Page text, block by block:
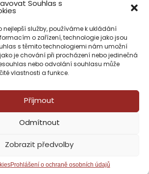
Souhlas s
nejlepší služby, používáme k ukládání
o zařízení, technologie jako jsou
s těmito technologiemi nám umožní
je chování při procházení nebo jedinečná
nebo odvolání souhlasu může
vlastnosti a funkce.
Příjmout
Odmítnout
Zobrazit předvolby
Prohlášení o ochraně osobních údajů
72/4
Sázavou
OBJEDNÁVKY
PO-PÁ: 8:00 – 13:00
+420 733 534 422